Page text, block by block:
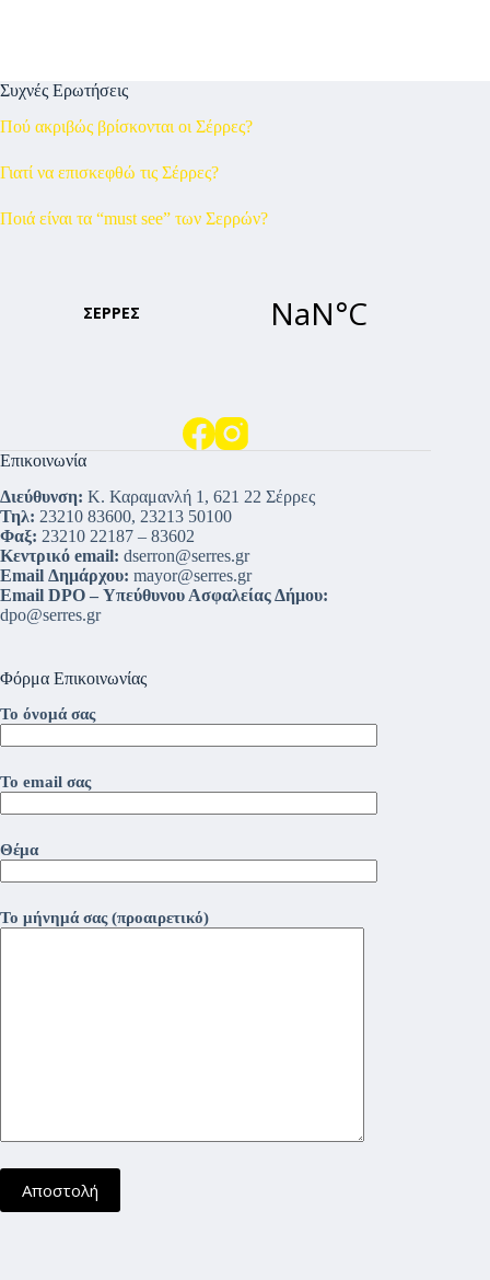
Συχνές Ερωτήσεις
Πού ακριβώς βρίσκονται οι Σέρρες?
Γιατί να επισκεφθώ τις Σέρρες?
Ποιά είναι τα “must see” των Σερρών?
Επικοινωνία
Διεύθυνση: Κ. Καραμανλή 1, 621 22 Σέρρες
Τηλ: 23210 83600, 23213 50100
Φαξ: 23210 22187 – 83602
Κεντρικό email: dserron@serres.gr
Email Δημάρχου: mayor@serres.gr
Email DPO – Υπεύθυνου Ασφαλείας Δήμου:
dpo@serres.gr
Φόρμα Επικοινωνίας
Το όνομά σας
Το email σας
Θέμα
Το μήνημά σας (προαιρετικό)